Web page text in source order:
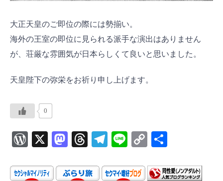
大正天皇のご即位の際には勢揃い。
海外の王室の即位に見られる派手な演出はありません
が、荘厳な雰囲気が日本らしくて良いと思いました。
天皇陛下の弥栄をお祈り申し上げます。
0
W
d
X
M
to
T
ea
Te
gr
Li
C
p